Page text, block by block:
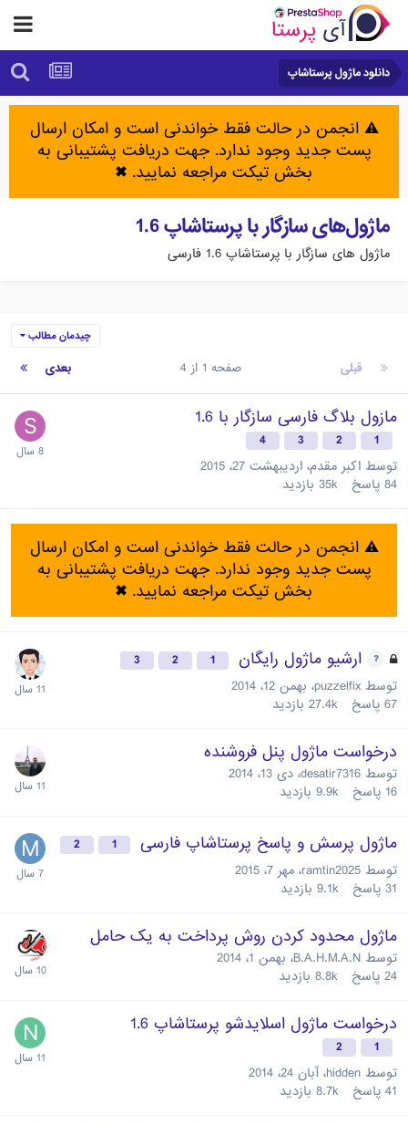
دانلود ماژول پرستاشاپ
⚠️ انجمن در حالت فقط خواندنی است و امکان ارسال
پست جدید وجود ندارد. جهت دریافت پشتیبانی به
بخش تیکت مراجعه نمایید.✖
ماژول‌های سازگار با پرستاشاپ 1.6
ماژول های سازگار با پرستاشاپ 1.6 فارسی
چیدمان مطالب
قبلی بعدی صفحه 1 از 4
مازول بلاگ فارسی سازگار با 1.6
1
2
3
4
توسط اکبر مقدم، اردیبهشت 27، 2015
84 پاسخ 35k بازدید
⚠️ انجمن در حالت فقط خواندنی است و امکان ارسال
پست جدید وجود ندارد. جهت دریافت پشتیبانی به
بخش تیکت مراجعه نمایید.✖
ارشیو ماژول رایگان 1
2
3
توسط puzzelfix، بهمن 12، 2014
67 پاسخ 27.4k بازدید
درخواست ماژول پنل فروشنده
توسط desatir7316، دی 13، 2014
16 پاسخ 9.9k بازدید
ماژول پرسش و پاسخ پرستاشاپ فارسی 1
2
توسط ramtin2025، مهر 7، 2015
31 پاسخ 9.1k بازدید
ماژول محدود کردن روش پرداخت به یک حامل
توسط B.A.H.M.A.N، بهمن 1، 2014
24 پاسخ 8.8k بازدید
درخواست ماژول اسلایدشو پرستاشاپ 1.6
1
2
توسط hidden،آبان 24، 2014
41 پاسخ 8.7k بازدید